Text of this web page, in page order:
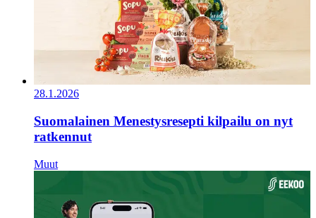
28.1.2026
Suomalainen Menestysresepti kilpailu on nyt
ratkennut
Muut